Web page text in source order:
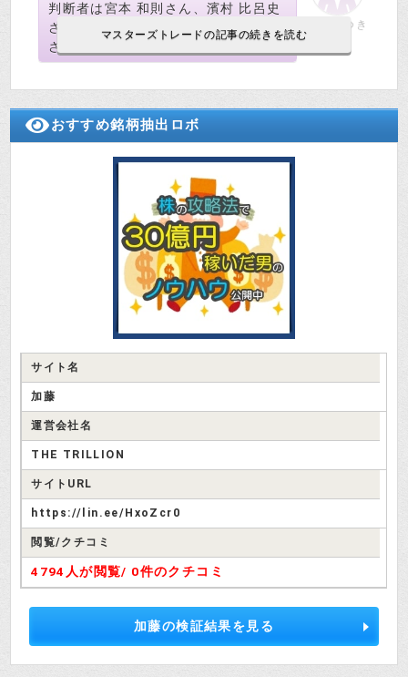
検証さつき
判断者は宮本 和則さん、濱村 比呂史
さん。助言者は宮本 和則 鈴木 康平
さん、となっているわね。
投資はじめ
とがあります。
マスターズトレードの商品
マスターズトレードの商品と情報料
です。
30日間（自動更新有）報酬額（税込） 49,800円
②ハイグレードプラン
（一単元の取引価格が30万円以内の銘柄に限って情報提
供するプラン）
90日間（自動更新無）報酬額（税込） 280,000円
③プレミアムプラン
（①及び②に加え、一単元の取引価格が30万円を超える
銘柄に関する情報も提供するプラン）
おすすめ銘柄抽出ロボ
サイト名
加藤
運営会社名
THE TRILLION
サイトURL
https://lin.ee/HxoZcr0
閲覧/クチコミ
4794人が閲覧/ 0件のクチコミ
加藤の検証結果を見る